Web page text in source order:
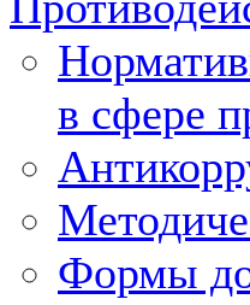
в сфере
Формы